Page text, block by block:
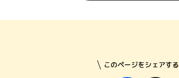
このページをシェアする